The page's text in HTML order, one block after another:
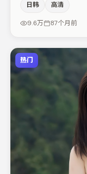
括蒋奇明、周冬雨、
欢抠台词与伏笔的观
日韩 高清
9.6万 87个月前
热门